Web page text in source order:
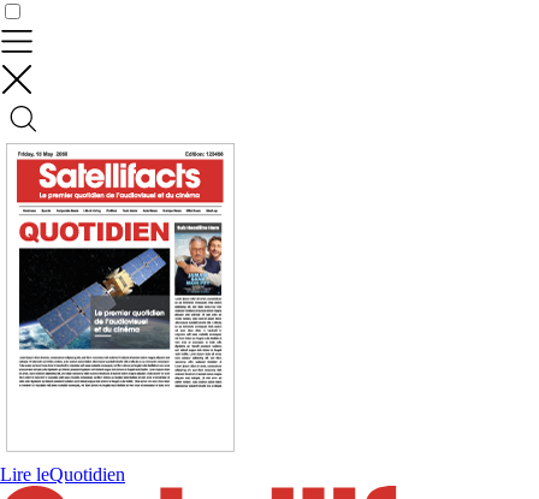
Lire leQuotidien
Contrôler vos données